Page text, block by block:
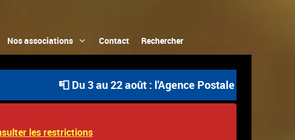
Nos associations Contact Rechercher
📮 Du 3 au 22 août : l'Agence Postale Communale
les restrictions